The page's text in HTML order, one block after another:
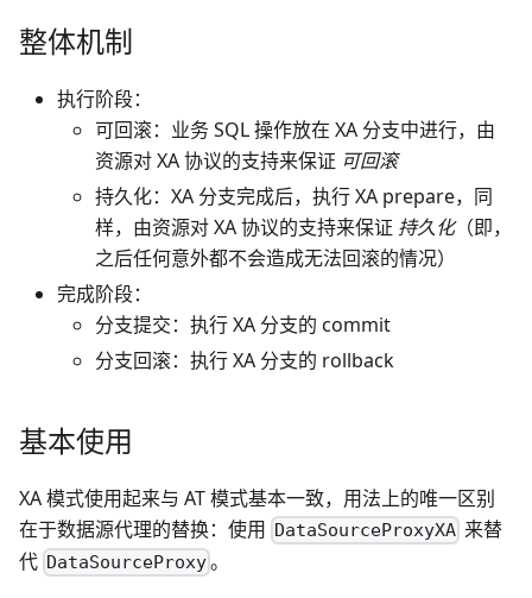
整体机制
执行阶段：
可回滚：业务 SQL 操作放在 XA 分支中进行，由
资源对 XA 协议的支持来保证 可回滚
持久化：XA 分支完成后，执行 XA prepare，同
样，由资源对 XA 协议的支持来保证 持久化（即，
之后任何意外都不会造成无法回滚的情况）
完成阶段：
分支提交：执行 XA 分支的 commit
分支回滚：执行 XA 分支的 rollback
基本使用
XA 模式使用起来与 AT 模式基本一致，用法上的唯一区别
在于数据源代理的替换：使用 DataSourceProxyXA 来替
代 DataSourceProxy。